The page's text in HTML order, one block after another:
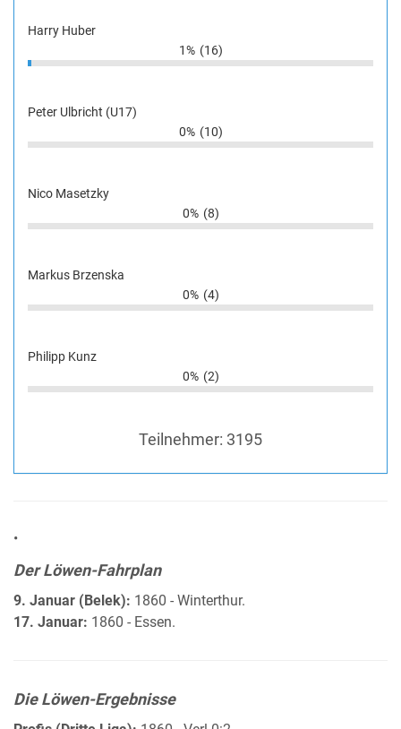
Harry Huber
1% (16)
Peter Ulbricht (U17)
0% (10)
Nico Masetzky
0% (8)
Markus Brzenska
0% (4)
Philipp Kunz
0% (2)
Teilnehmer: 3195
•
Der Löwen-Fahrplan
9. Januar (Belek): 1860 - Winterthur.
17. Januar: 1860 - Essen.
Die Löwen-Ergebnisse